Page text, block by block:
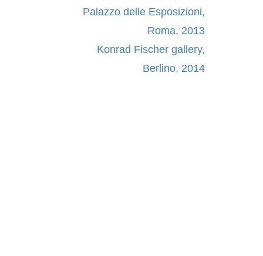
Palazzo delle Esposizioni,
Roma, 2013
Konrad Fischer gallery,
Berlino, 2014